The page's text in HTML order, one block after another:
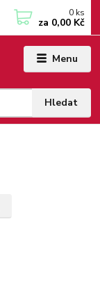
Menu
Hledat
0 ks
za 0,00 Kč